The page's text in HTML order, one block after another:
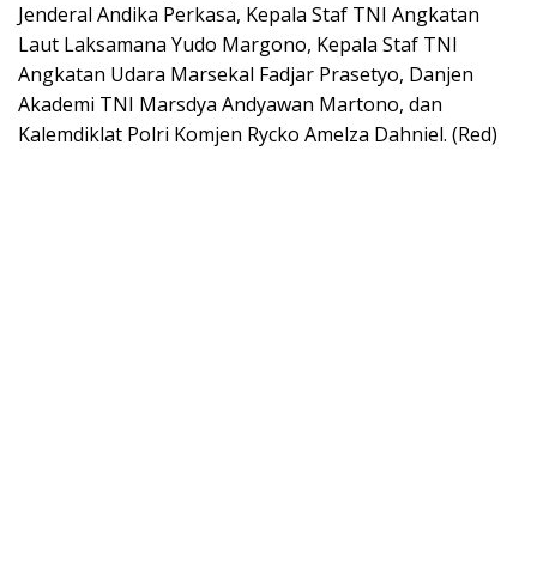
Jenderal Andika Perkasa, Kepala Staf TNI Angkatan
Laut Laksamana Yudo Margono, Kepala Staf TNI
Angkatan Udara Marsekal Fadjar Prasetyo, Danjen
Akademi TNI Marsdya Andyawan Martono, dan
Kalemdiklat Polri Komjen Rycko Amelza Dahniel. (Red)